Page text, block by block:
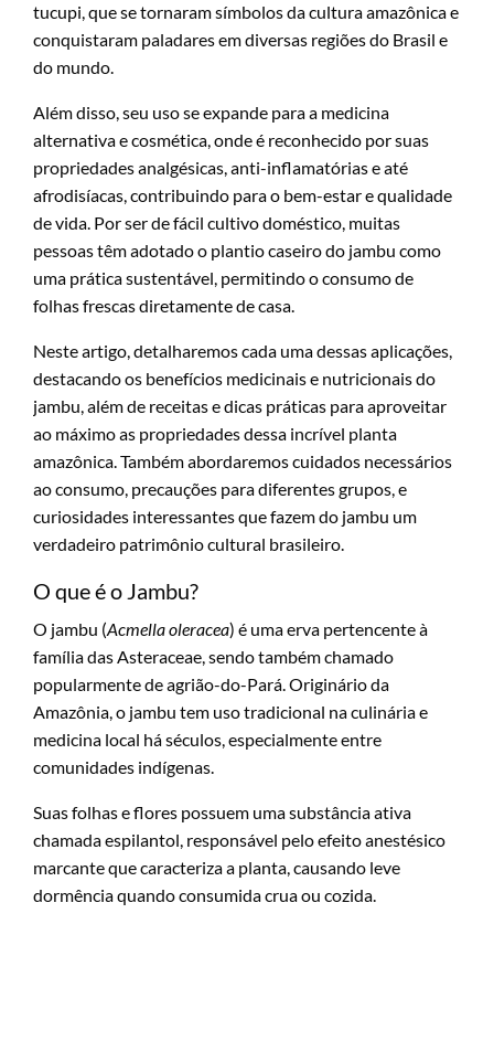
tucupi, que se tornaram símbolos da cultura amazônica e
conquistaram paladares em diversas regiões do Brasil e
do mundo.
Além disso, seu uso se expande para a medicina
alternativa e cosmética, onde é reconhecido por suas
propriedades analgésicas, anti-inflamatórias e até
afrodisíacas, contribuindo para o bem-estar e qualidade
de vida. Por ser de fácil cultivo doméstico, muitas
pessoas têm adotado o plantio caseiro do jambu como
uma prática sustentável, permitindo o consumo de
folhas frescas diretamente de casa.
Neste artigo, detalharemos cada uma dessas aplicações,
destacando os benefícios medicinais e nutricionais do
jambu, além de receitas e dicas práticas para aproveitar
ao máximo as propriedades dessa incrível planta
amazônica. Também abordaremos cuidados necessários
ao consumo, precauções para diferentes grupos, e
curiosidades interessantes que fazem do jambu um
verdadeiro patrimônio cultural brasileiro.
O que é o Jambu?
O jambu (Acmella oleracea) é uma erva pertencente à
família das Asteraceae, sendo também chamado
popularmente de agrião-do-Pará. Originário da
Amazônia, o jambu tem uso tradicional na culinária e
medicina local há séculos, especialmente entre
comunidades indígenas.
Suas folhas e flores possuem uma substância ativa
chamada espilantol, responsável pelo efeito anestésico
marcante que caracteriza a planta, causando leve
dormência quando consumida crua ou cozida.